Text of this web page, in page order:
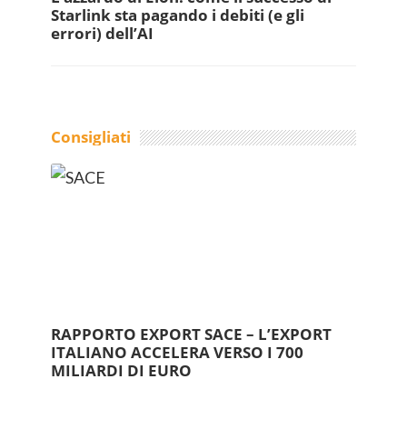
Starlink sta pagando i debiti (e gli
errori) dell’AI
Consigliati
RAPPORTO EXPORT SACE – L’EXPORT
ITALIANO ACCELERA VERSO I 700
MILIARDI DI EURO